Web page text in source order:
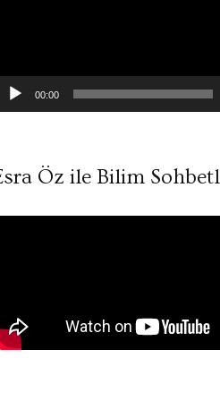
00:00
Öz ile Bilim